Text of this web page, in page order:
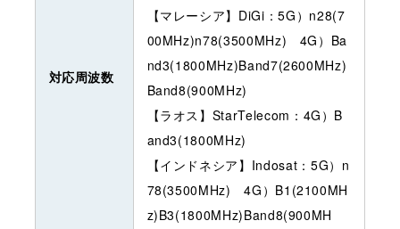
対応周波数
【マレーシア】DiGi：5G）n28(7
00MHz)n78(3500MHz) 4G）Ba
nd3(1800MHz)Band7(2600MHz)
Band8(900MHz)
【ラオス】StarTelecom：4G）B
and3(1800MHz)
【インドネシア】Indosat：5G）n
78(3500MHz) 4G）B1(2100MH
z)B3(1800MHz)Band8(900MH